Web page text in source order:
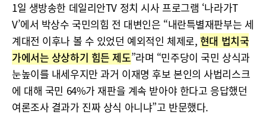
1일 생방송한 데일리안TV 정치 시사 프로그램 ‘나라가T
V’에서 박상수 국민의힘 전 대변인은 “내란특별재판부는 세
계대전 이후나 볼 수 있었던 예외적인 체제로, 현대 법치국
가에서는 상상하기 힘든 제도”라며 “민주당이 국민 상식과
눈높이를 내세우지만 과거 이재명 후보 본인의 사법리스크
에 대해 국민 64%가 재판을 계속 받아야 한다고 응답했던
여론조사 결과가 진짜 상식 아니냐”고 반문했다.